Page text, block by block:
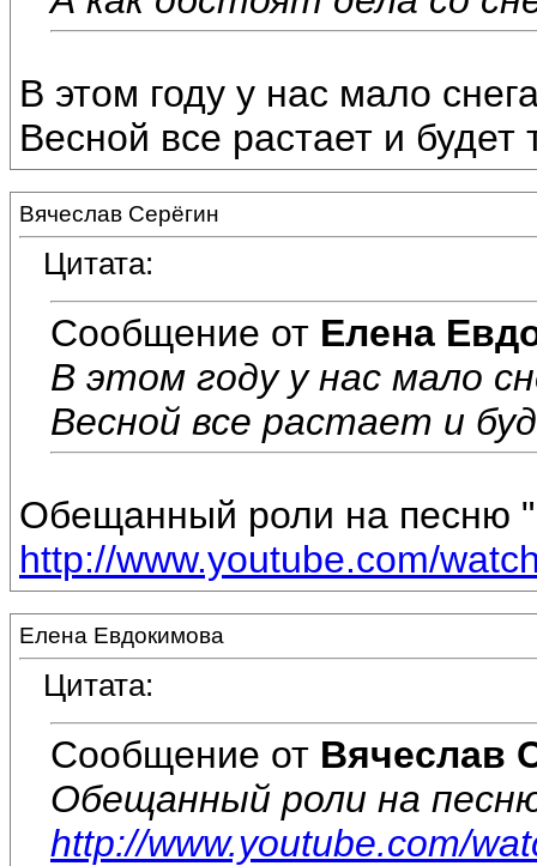
В этом году у нас мало
Весной все растает и
Вячеслав Серёгин
Цитата:
Сообщение от Елена
В этом году у нас мало
Весной все растает и
Обещанный роли на песню
http://www.youtube.com/
Елена Евдокимова
Цитата:
Сообщение от Вячеслав
Обещанный роли на
http://www.youtube.com/